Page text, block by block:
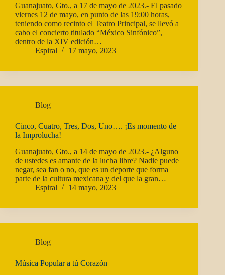
Guanajuato, Gto., a 17 de mayo de 2023.- El pasado
viernes 12 de mayo, en punto de las 19:00 horas,
teniendo como recinto el Teatro Principal, se llevó a
cabo el concierto titulado “México Sinfónico”,
dentro de la XIV edición…
Espiral
17 mayo, 2023
Blog
Cinco, Cuatro, Tres, Dos, Uno…. ¡Es momento de
la Improlucha!
Guanajuato, Gto., a 14 de mayo de 2023.- ¿Alguno
de ustedes es amante de la lucha libre? Nadie puede
negar, sea fan o no, que es un deporte que forma
parte de la cultura mexicana y del que la gran…
Espiral
14 mayo, 2023
Blog
Música Popular a tú Corazón